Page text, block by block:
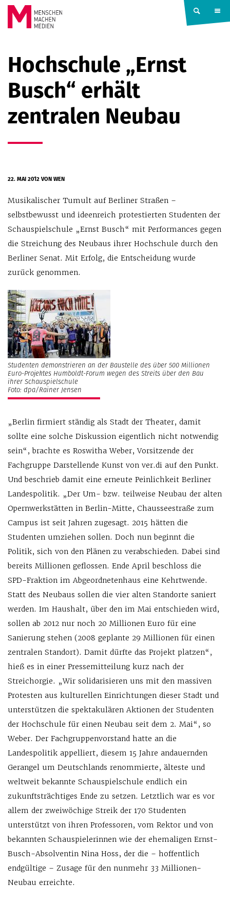
Springe zum Inhalt
MACHEN
MEDIEN
Hochschule „Ernst
Busch“ erhält
zentralen Neubau
22. MAI 2012VON WEN
Musikalischer Tumult auf Berliner Straßen –
selbstbewusst und ideenreich protestierten Studenten der
Schauspielschule „Ernst Busch“ mit Performances gegen
die Streichung des Neubaus ihrer Hochschule durch den
Berliner Senat. Mit Erfolg, die Entscheidung wurde
zurück genommen.
Studenten demonstrieren an der Baustelle des über 500 Millionen
Euro-Projektes Humboldt-Forum wegen des Streits über den Bau
ihrer Schauspielschule
Foto: dpa/Rainer Jensen
„Berlin firmiert ständig als Stadt der Theater, damit
sollte eine solche Diskussion eigentlich nicht notwendig
sein“, brachte es Roswitha Weber, Vorsitzende der
Fachgruppe Darstellende Kunst von ver.di auf den Punkt.
Und beschrieb damit eine erneute Peinlichkeit Berliner
Landespolitik. „Der Um- bzw. teilweise Neubau der alten
Opernwerkstätten in Berlin-Mitte, Chausseestraße zum
Campus ist seit Jahren zugesagt. 2015 hätten die
Studenten umziehen sollen. Doch nun beginnt die
Politik, sich von den Plänen zu verabschieden. Dabei sind
bereits Millionen geflossen. Ende April beschloss die
SPD-Fraktion im Abgeordnetenhaus eine Kehrtwende.
Statt des Neubaus sollen die vier alten Standorte saniert
werden. Im Haushalt, über den im Mai entschieden wird,
sollen ab 2012 nur noch 20 Millionen Euro für eine
Sanierung stehen (2008 geplante 29 Millionen für einen
zentralen Standort). Damit dürfte das Projekt platzen“,
hieß es in einer Pressemitteilung kurz nach der
Streichorgie. „Wir solidarisieren uns mit den massiven
Protesten aus kulturellen Einrichtungen dieser Stadt und
unterstützen die spektakulären Aktionen der Studenten
der Hochschule für einen Neubau seit dem 2. Mai“, so
Weber. Der Fachgruppenvorstand hatte an die
Landespolitik appelliert, diesem 15 Jahre andauernden
Gerangel um Deutschlands renommierte, älteste und
weltweit bekannte Schauspielschule endlich ein
zukunftsträchtiges Ende zu setzen. Letztlich war es vor
allem der zweiwöchige Streik der 170 Studenten
unterstützt von ihren Professoren, vom Rektor und von
bekannten Schauspielerinnen wie der ehemaligen Ernst-
Busch-Absolventin Nina Hoss, der die – hoffentlich
endgültige – Zusage für den nunmehr 33 Millionen-
Neubau erreichte.